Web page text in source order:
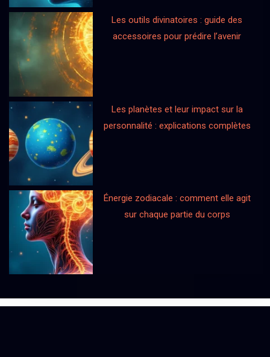
Les outils divinatoires : guide des
accessoires pour prédire l’avenir
Les planètes et leur impact sur la
personnalité : explications complètes
Énergie zodiacale : comment elle agit
sur chaque partie du corps